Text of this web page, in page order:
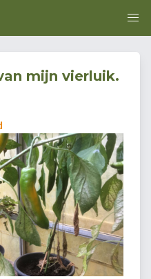
mijn vierluik.